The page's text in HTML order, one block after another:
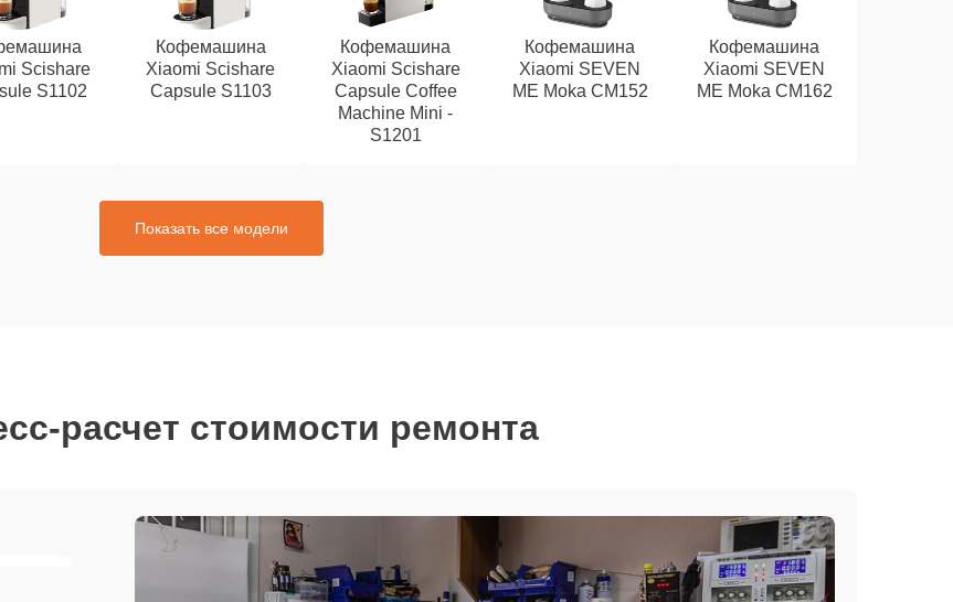
Scishare
S1102
Кофемашина
Xiaomi Scishare
Capsule S1103
Кофемашина
Xiaomi Scishare
Capsule Coffee
Machine Mini -
S1201
Кофемашина
Xiaomi SEVEN
ME Moka CM152
Кофемашина
Xiaomi SEVEN
ME Moka CM162
Показать все модели
расчет стоимости ремонта